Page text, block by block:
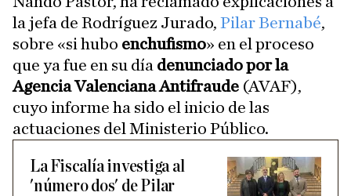
la jefa de Rodríguez Jurado, Pilar Bernabé,
sobre «si hubo enchufismo» en el proceso
que ya fue en su día denunciado por la
Agencia Valenciana Antifraude (AVAF),
cuyo informe ha sido el inicio de las
actuaciones del Ministerio Público.
La Fiscalía investiga al
'número dos' de Pilar